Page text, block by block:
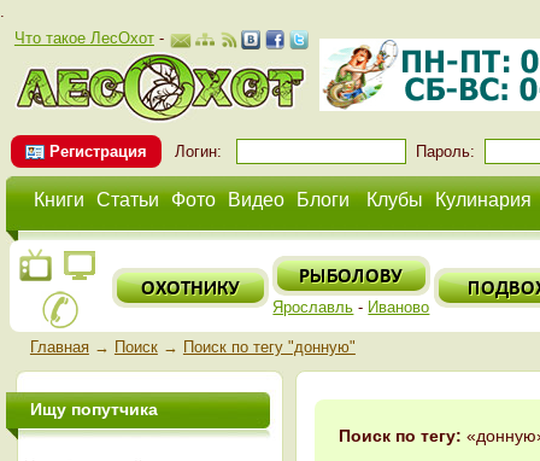
.
Что такое ЛесОхот-
Регистрация Логин: Пароль:
Книги Статьи Фото Видео Блоги Клубы Кулинария
Ярославль - Иваново
Главная→ Поиск→ Поиск по тегу "донную"
Поиск по тегу:
Ищу попутчика